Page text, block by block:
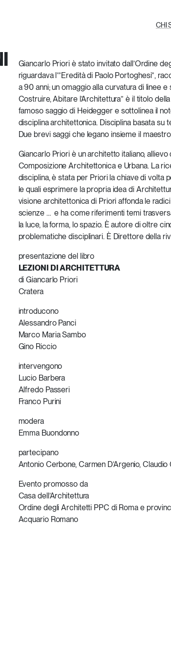
CHI
Giancarlo Priori è stato invitato dall’Ordine
riguardava l’”Eredità di Paolo Portoghesi”,
a 90 anni; un omaggio alla curvatura di linee
Costruire, Abitare l’Architettura” è il titolo
famoso saggio di Heidegger e sottolinea il
disciplina architettonica. Disciplina basata su
Due brevi saggi che legano insieme il maestro
Giancarlo Priori è un architetto italiano,
Composizione Architettonica e Urbana. La
disciplina, è stata per Priori la chiave di volta
le quali esprimere la propria idea di
visione architettonica di Priori affonda le radici
scienze … e ha come riferimenti temi
la luce, la forma, lo spazio. È autore di oltre
problematiche disciplinari. È Direttore della
presentazione del libro
LEZIONI DI ARCHITETTURA
di Giancarlo Priori
Cratera
introducono
Alessandro Panci
Marco Maria Sambo
Gino Riccio
intervengono
Lucio Barbera
Alfredo Passeri
Franco Purini
modera
Emma Buondonno
partecipano
Antonio Cerbone, Carmen D’Argenio,
Evento promosso da
Casa dell’Architettura
Ordine degli Architetti PPC di Roma e
Acquario Romano